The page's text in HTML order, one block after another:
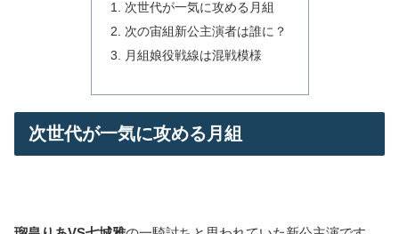
次世代が一気に攻める月組
次の宙組新公主演者は誰に？
月組娘役戦線は混戦模様
次世代が一気に攻める月組